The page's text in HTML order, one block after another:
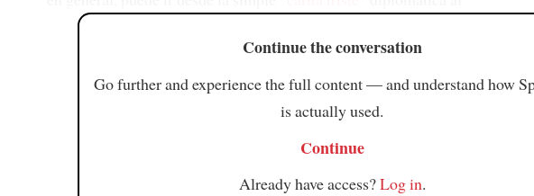
Continue the conversation
Go further and experience the full content — and understand how
is actually used.
Continue
Already have access?Log in.